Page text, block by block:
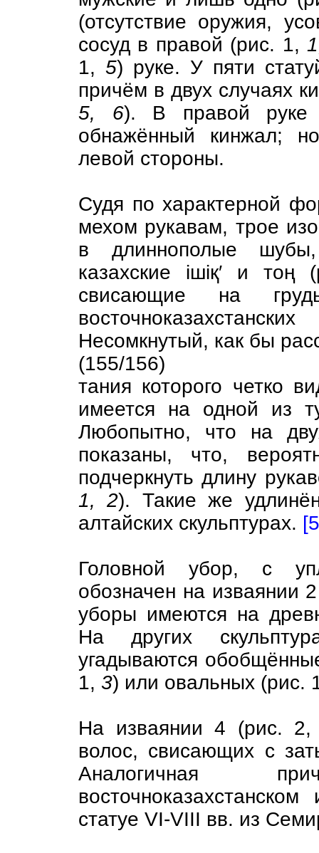
(отсутствие оружия,
сосуд в правой (рис. 1,
1, 5) руке. У пяти
причём в двух случаях
5, 6). В правой руке
обнажённый кинжал;
левой стороны.
Судя по характерной
мехом рукавам, трое
в длиннополые
казахские iшiқ′ и
свисающие на
Несомкнутый, как бы
(155/156)
тания которого четко
имеется на одной из
Любопытно, что на
показаны, что,
подчеркнуть длину
1, 2). Такие же
алтайских скульптурах.
Головной убор, с
обозначен на изваянии
уборы имеются на
На других
угадываются
1, 3) или овальных (рис.
На изваянии 4 (рис.
волос, свисающих с
Аналогичная
статуе VI-VIII вв. из